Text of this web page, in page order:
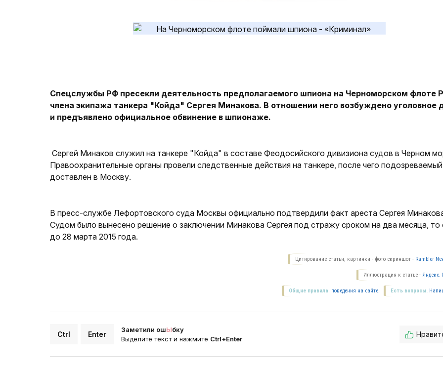
Спецслужбы РФ пресекли деятельность предполагаемого шпиона на Черноморском флоте
члена экипажа танкера "Койда" Сергея Минакова. В отношении него возбуждено уголовное
и предъявлено официальное обвинение в шпионаже.
Сергей Минаков служил на танкере "Койда" в составе Феодосийского дивизиона судов в Черном
Правоохранительные органы провели следственные действия на танкере, после чего
доставлен в Москву.
В пресс-службе Лефортовского суда Москвы официально подтвердили факт ареста Сергея
Судом было вынесено решение о заключении Минакова Сергея под стражу сроком на два месяца, то
до 28 марта 2015 года.
Цитирование статьи, картинки - фото скриншот - Rambler
Иллюстрация к статье - Яндекс.
Есть вопросы.
Общие правила поведения на сайте.
Ctrl Enter
Заметили ошЫбку
Выделите текст и нажмите Ctrl+Enter